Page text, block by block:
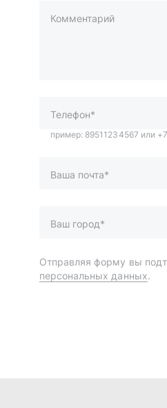
Комментарий
пример: 89511234567 или
Доставка и оплата